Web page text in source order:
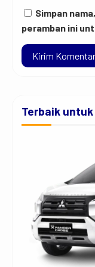
Simpan
peramban ini
Terbaik